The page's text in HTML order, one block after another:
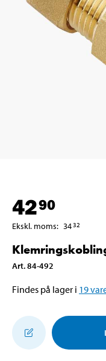
4290
Ekskl. moms: 3432
Art.84-492
Findes på lager i 19